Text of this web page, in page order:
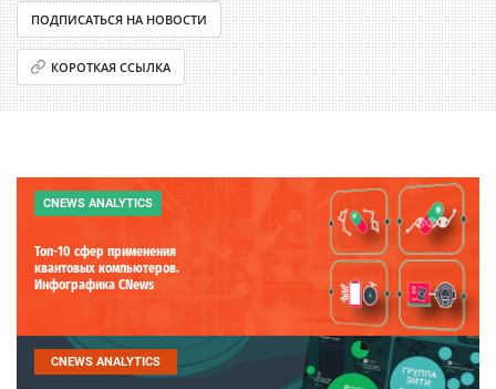
ПОДПИСАТЬСЯ НА НОВОСТИ
КОРОТКАЯ ССЫЛКА
CNEWS ANALYTICS
Топ-10 сфер применения
квантовых компьютеров.
Инфографика CNews
CNEWS ANALYTICS